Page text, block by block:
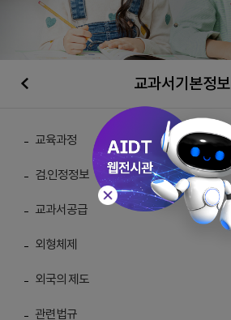
교과서기본정보
교육과정
검.인정정보
교과서공급
외형체제
외국의 제도
관련법규
일반자료실
총 게시물 :210